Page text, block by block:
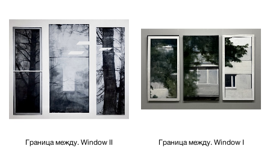
Граница между. Window II
Граница между. Window I